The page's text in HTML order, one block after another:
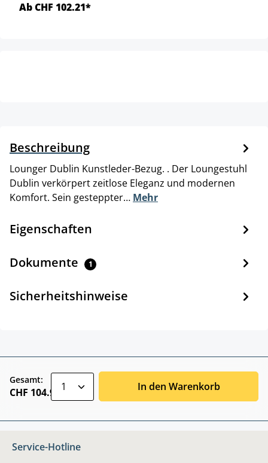
Ab CHF 102.21*
Beschreibung
Lounger Dublin Kunstleder-Bezug. . Der Loungestuhl
Dublin verkörpert zeitlose Eleganz und modernen
Komfort. Sein gesteppter… Mehr
Eigenschaften
Dokumente 1
Sicherheitshinweise
Gesamt:
CHF 104.90 In den Warenkorb
Service-Hotline